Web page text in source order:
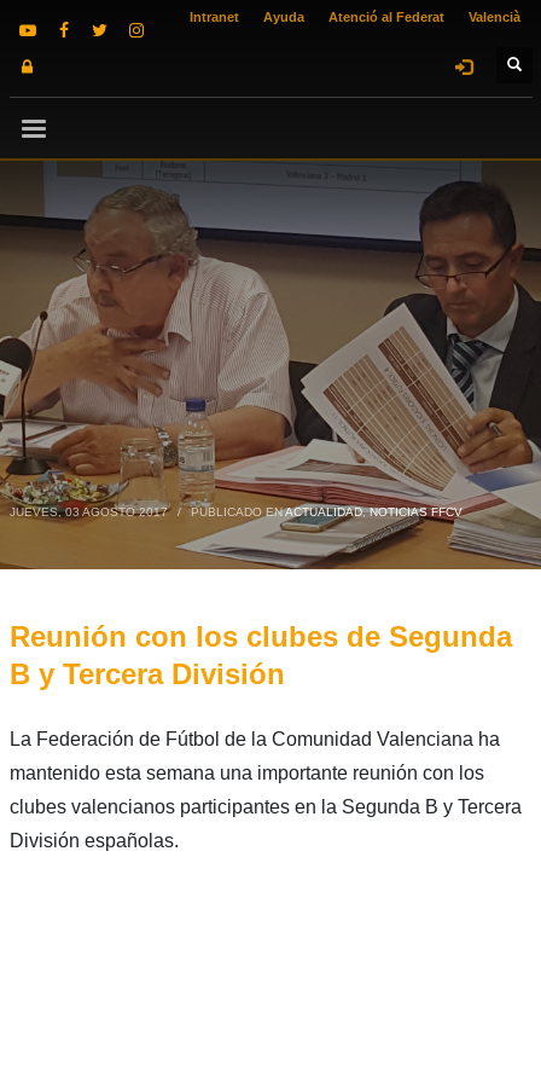
Intranet Ayuda Atenció al Federat Valencià
JUEVES, 03 AGOSTO 2017 / PUBLICADO ENACTUALIDAD,NOTICIAS FFCV
Reunión con los clubes de Segunda
B y Tercera División
La Federación de Fútbol de la Comunidad Valenciana ha
mantenido esta semana una importante reunión con los
clubes valencianos participantes en la Segunda B y Tercera
División españolas.